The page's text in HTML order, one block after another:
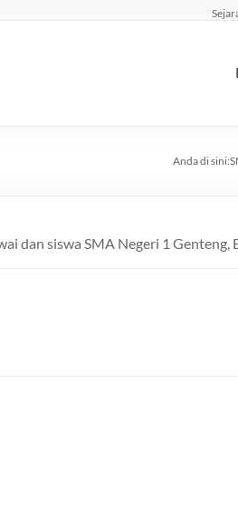
Anda di sini:
dan siswa SMA Negeri 1 Genteng,